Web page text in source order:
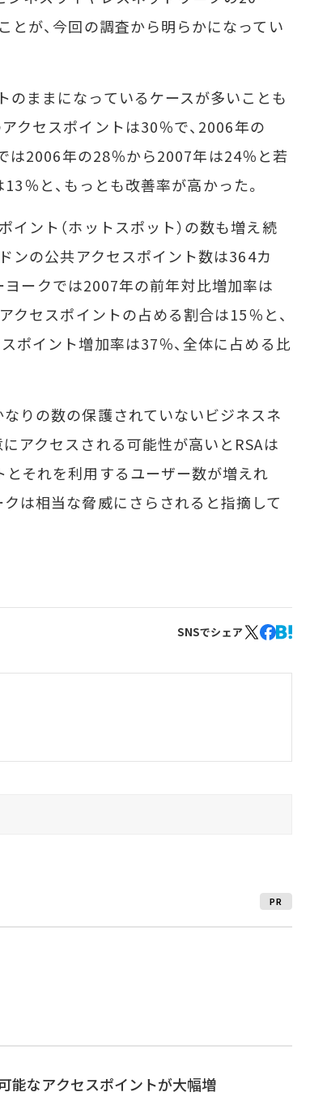
が、今回の調査から明らかになってい
ままになっているケースが多いことも
クセスポイントは30％で、2006年の
は2006年の28％から2007年は24％と若
％と、もっとも改善率が高かった。
イント（ホットスポット）の数も増え続
ンの公共アクセスポイント数は364カ
ークでは2007年の前年対比増加率は
クセスポイントの占める割合は15％と、
ポイント増加率は37％、全体に占める比
りの数の保護されていないビジネスネ
アクセスされる可能性が高いとRSAは
それを利用するユーザー数が増えれ
は相当な脅威にさらされると指摘して
SNSでシェア
PR
可能なアクセスポイントが大幅増